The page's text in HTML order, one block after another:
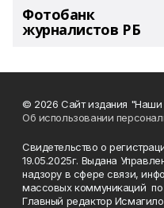
Фотобанк
журналистов РБ
© 2026 Сайт издания "Наши
Об использовании
Свидетельство о
19.05.2025г. Выдана
надзору в сфере связи,
массовых коммуникаций по
Главный редактор